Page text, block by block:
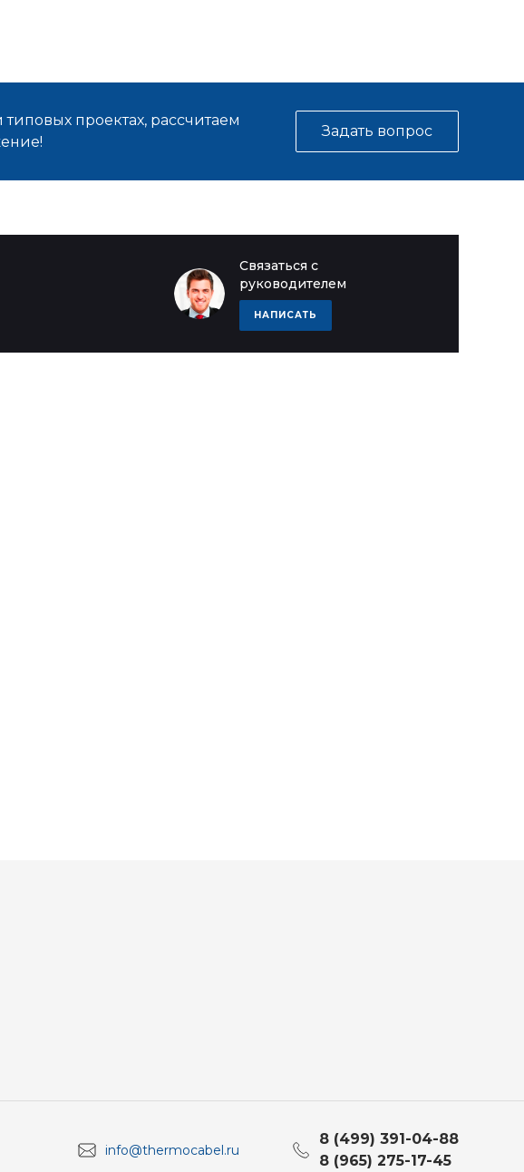
проектах, рассчитаем
Задать вопрос
Связаться с
руководителем
НАПИСАТЬ
info@thermocabel.ru
8 (499) 391-04-88
8 (965) 275-17-45